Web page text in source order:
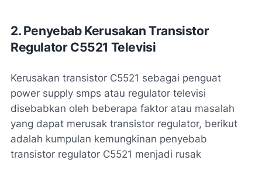
2. Penyebab Kerusakan Transistor
Regulator C5521 Televisi
Kerusakan transistor C5521 sebagai penguat
power supply smps atau regulator televisi
disebabkan oleh beberapa faktor atau masalah
yang dapat merusak transistor regulator, berikut
adalah kumpulan kemungkinan penyebab
transistor regulator C5521 menjadi rusak